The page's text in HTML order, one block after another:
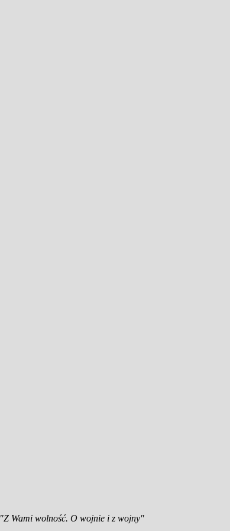
"Z Wami wolność. O wojnie i z wojny"